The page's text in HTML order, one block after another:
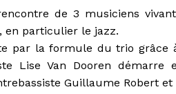
de 3 musiciens
en particulier le jazz.
par la formule du trio grâce
Lise Van Dooren
Guillaume Robert